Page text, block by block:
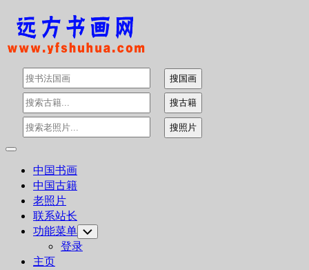
Skip
content
Expand
中国书画
中国古籍
老照片
联系站长
功能菜单 Toggle
Child
Menu
登录
主页